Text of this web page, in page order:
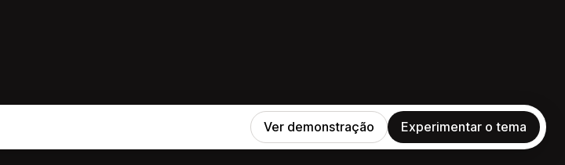
Ver demonstração Experimentar o tema